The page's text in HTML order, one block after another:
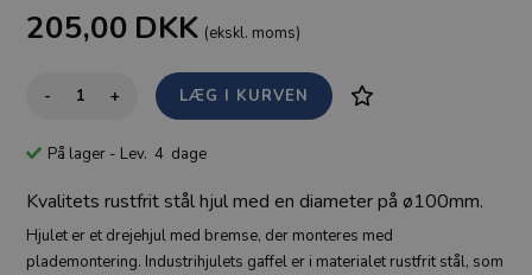
205,00 DKK (ekskl. moms)
- +
På lager - Lev. 4 dage
Kvalitets rustfrit stål hjul med en diameter på ø100mm.
Hjulet er et drejehjul med bremse, der monteres med
plademontering. Industrihjulets gaffel er i materialet rustfrit stål, som